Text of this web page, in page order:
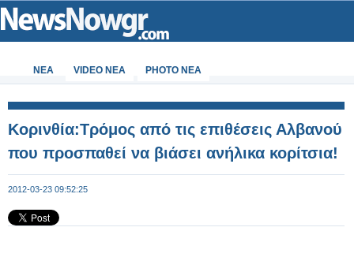
ΝΕΑ VIDEO NEA PHOTO NEA
Κορινθία:Τρόμος από τις επιθέσεις Αλβανού
που προσπαθεί να βιάσει ανήλικα κορίτσια!
2012-03-23 09:52:25